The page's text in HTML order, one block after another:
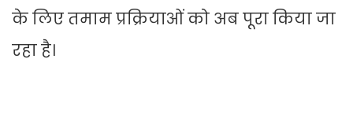
के लिए तमाम प्रक्रियाओं को अब पूरा किया जा
रहा है।